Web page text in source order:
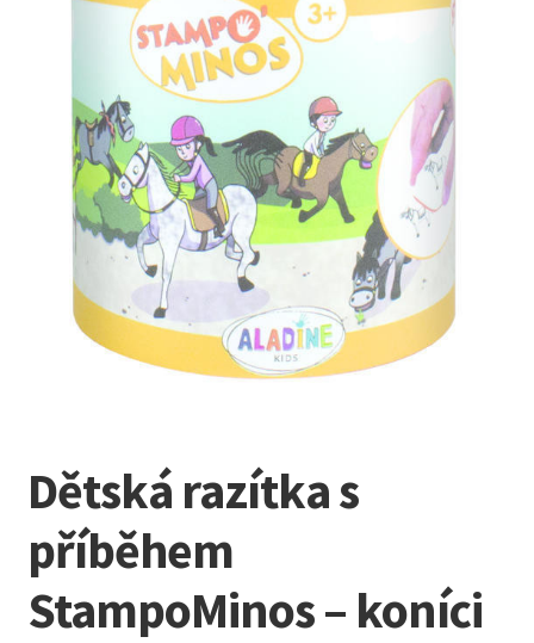
Kreativní tvoření
Dětská razítka s
příběhem
StampoMinos – koníci